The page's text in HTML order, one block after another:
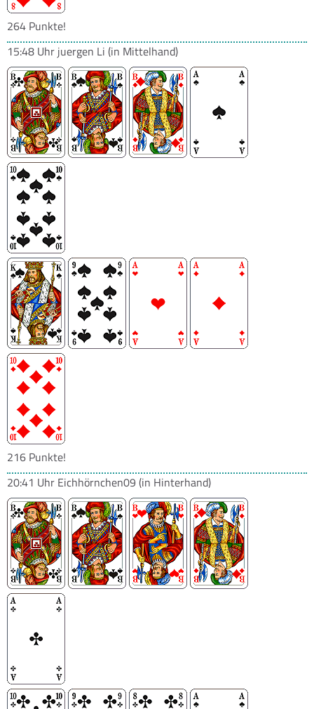
264 Punkte!
15:48 Uhr juergen Li (in Mittelhand)
216 Punkte!
20:41 Uhr Eichhörnchen09 (in Hinterhand)